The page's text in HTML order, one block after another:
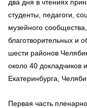
два дня в чтениях
студенты, педагоги,
музейного
благотворительных и
шести районов
около 40 докладчиков
Екатеринбурга,
Первая часть